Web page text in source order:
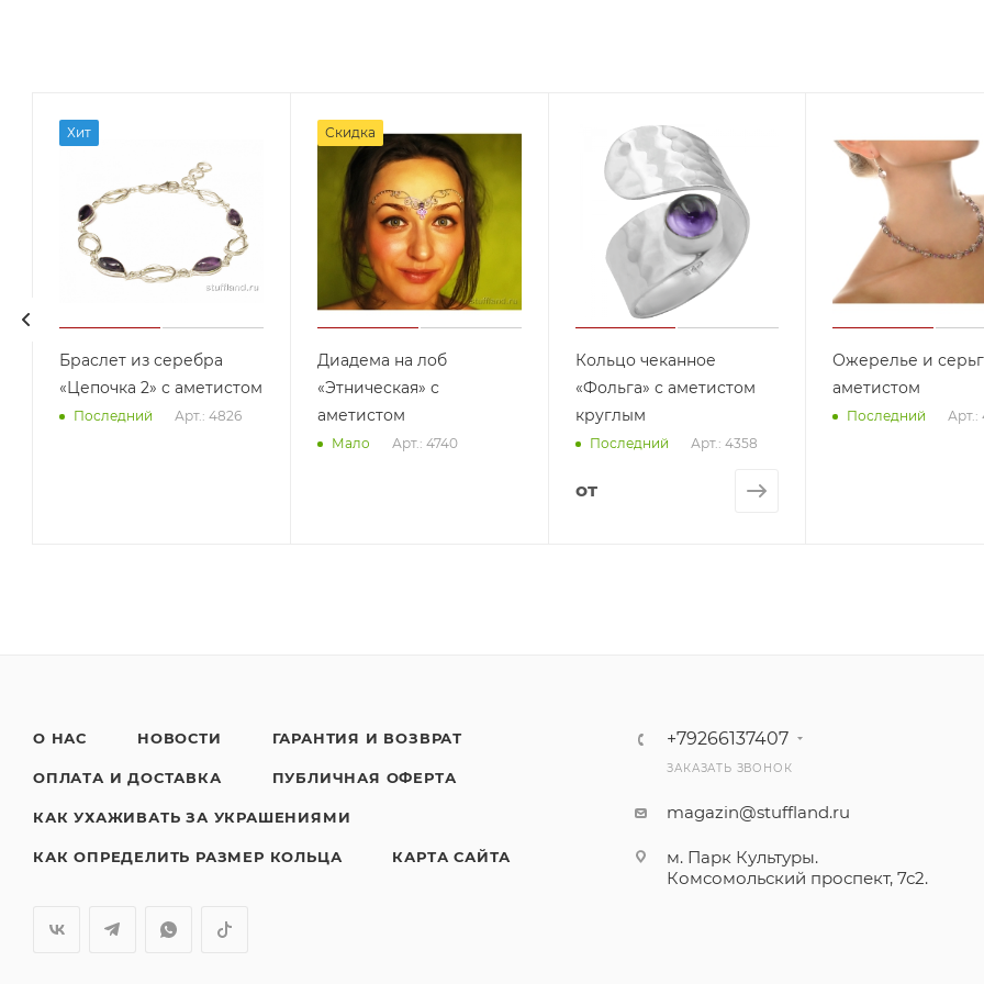
Хит
Браслет из серебра
«Цепочка 2» с аметистом
Последний Арт.: 4826
Скидка
Диадема на лоб
«Этническая» с
аметистом
Мало Арт.: 4740
Кольцо чеканное
«Фольга» с аметистом
круглым
Последний Арт.: 4358
от
Ожерелье и
аметистом
Последний Арт.:
О НАС НОВОСТИ ГАРАНТИЯ И ВОЗВРАТ
ОПЛАТА И ДОСТАВКА ПУБЛИЧНАЯ ОФЕРТА
КАК УХАЖИВАТЬ ЗА УКРАШЕНИЯМИ
КАК ОПРЕДЕЛИТЬ РАЗМЕР КОЛЬЦА КАРТА САЙТА
+79266137407
ЗАКАЗАТЬ ЗВОНОК
magazin@stuffland.ru
м. Парк Культуры.
Комсомольский проспект, 7с2.